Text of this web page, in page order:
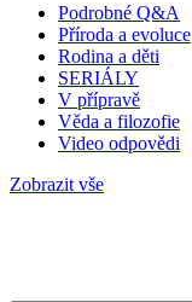
Podrobné Q&A
Příroda a evoluce
Rodina a děti
SERIÁLY
V přípravě
Věda a filozofie
Video odpovědi
Zobrazit vše